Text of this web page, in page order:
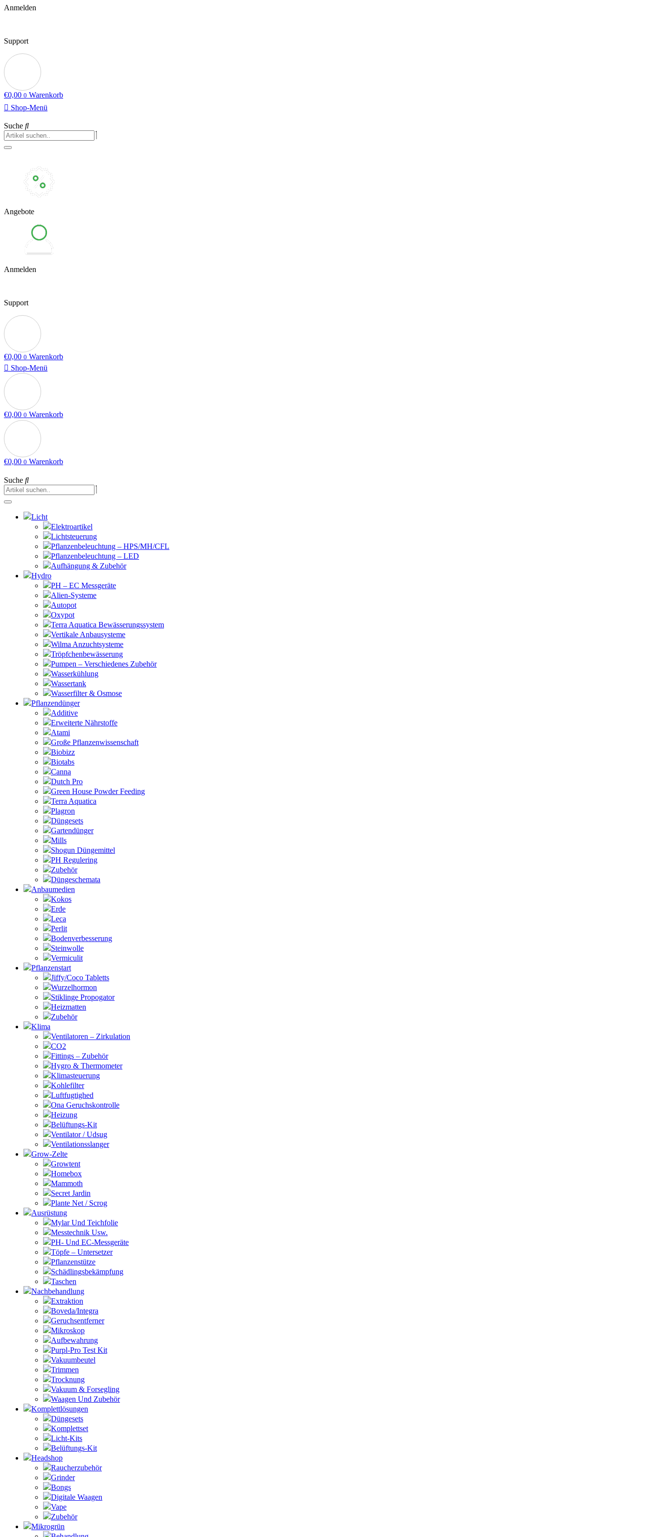
Anmelden
Support
€0,00 0 Warenkorb
Shop-Menü
Suche
Angebote
Anmelden
Support
€0,00 0 Warenkorb
Shop-Menü
€0,00 0 Warenkorb
€0,00 0 Warenkorb
Suche
Licht
Elektroartikel
Lichtsteuerung
Pflanzenbeleuchtung – HPS/MH/CFL
Pflanzenbeleuchtung – LED
Aufhängung & Zubehör
Hydro
PH – EC Messgeräte
Alien-Systeme
Autopot
Oxypot
Terra Aquatica Bewässerungssystem
Vertikale Anbausysteme
Wilma Anzuchtsysteme
Tröpfchenbewässerung
Pumpen – Verschiedenes Zubehör
Wasserkühlung
Wassertank
Wasserfilter & Osmose
Pflanzendünger
Additive
Erweiterte Nährstoffe
Atami
Große Pflanzenwissenschaft
Biobizz
Biotabs
Canna
Dutch Pro
Green House Powder Feeding
Terra Aquatica
Plagron
Düngesets
Gartendünger
Mills
Shogun Düngemittel
PH Regulering
Zubehör
Düngeschemata
Anbaumedien
Kokos
Erde
Leca
Perlit
Bodenverbesserung
Steinwolle
Vermiculit
Pflanzenstart
Jiffy/Coco Tabletts
Wurzelhormon
Stiklinge Propogator
Heizmatten
Zubehör
Klima
Ventilatoren – Zirkulation
CO2
Fittings – Zubehör
Hygro & Thermometer
Klimasteuerung
Kohlefilter
Luftfugtighed
Ona Geruchskontrolle
Heizung
Belüftungs-Kit
Ventilator / Udsug
Ventilationsslanger
Grow-Zelte
Growtent
Homebox
Mammoth
Secret Jardin
Plante Net / Scrog
Ausrüstung
Mylar Und Teichfolie
Messtechnik Usw.
PH- Und EC-Messgeräte
Töpfe – Untersetzer
Pflanzenstütze
Schädlingsbekämpfung
Taschen
Nachbehandlung
Extraktion
Boveda/Integra
Geruchsentferner
Mikroskop
Aufbewahrung
Purpl-Pro Test Kit
Vakuumbeutel
Trimmen
Trocknung
Vakuum & Forsegling
Waagen Und Zubehör
Komplettlösungen
Düngesets
Komplettset
Licht-Kits
Belüftungs-Kit
Headshop
Raucherzubehör
Grinder
Bongs
Digitale Waagen
Vape
Zubehör
Mikrogrün